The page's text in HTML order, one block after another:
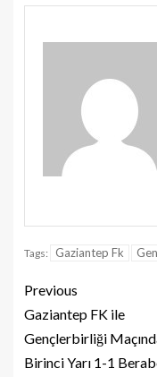
Tags: Gaziantep Fk
Previous
Gaziantep FK ile
Gençlerbirliği
Birinci Yarı 1-1